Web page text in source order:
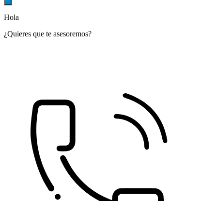
Hola
¿Quieres que te asesoremos?